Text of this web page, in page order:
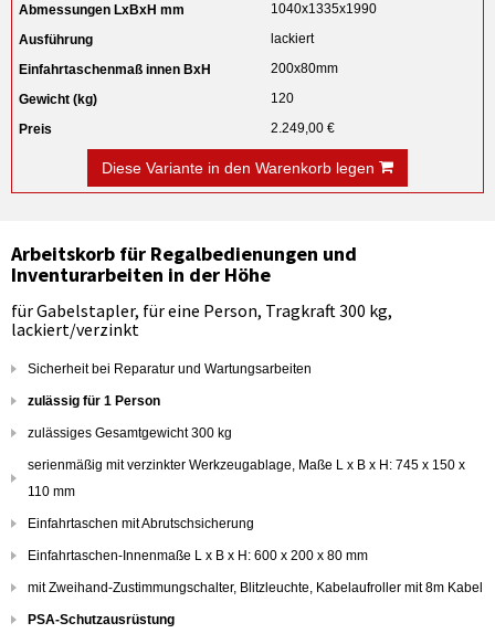
1040x1335x1990
lackiert
200x80mm
120
2.249,00 €
Diese Variante in den Warenkorb legen
Arbeitskorb für Regalbedienungen und
Inventurarbeiten in der Höhe
für Gabelstapler, für eine Person, Tragkraft 300 kg,
lackiert/verzinkt
Sicherheit bei Reparatur und Wartungsarbeiten
zulässig für 1 Person
zulässiges Gesamtgewicht 300 kg
serienmäßig mit verzinkter Werkzeugablage, Maße L x B x H: 745 x 150 x
110 mm
Einfahrtaschen mit Abrutschsicherung
Einfahrtaschen-Innenmaße L x B x H: 600 x 200 x 80 mm
mit Zweihand-Zustimmungschalter, Blitzleuchte, Kabelaufroller mit 8m Kabel
PSA-Schutzausrüstung